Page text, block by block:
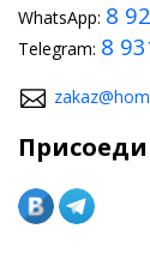
WhatsApp: 8
Telegram: 8